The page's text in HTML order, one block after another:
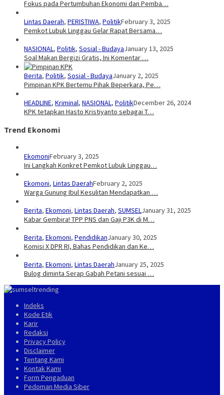
Fokus pada Pertumbuhan Ekonomi dan Pemba…
Lintas Daerah, PERISTIWA, PolitikFebruary 3, 2025
Pemkot Lubuk Linggau Gelar Rapat Bersama…
NASIONAL, Politik, Sosial - BudayaJanuary 13, 2025
Soal Makan Bergizi Gratis, Ini Komentar …
Berita, Politik, Sosial - BudayaJanuary 2, 2025
Pimpinan KPK Bertemu Pihak Beperkara, Pe…
HEADLINE, Kriminal, NASIONAL, PolitikDecember 26, 2024
KPK tetapkan Hasto Kristiyanto sebagai T…
Trend Ekonomi
EkomoniFebruary 3, 2025
Ini Langkah Konkret Pemkot Lubuk Linggau…
Ekomoni, Lintas DaerahFebruary 2, 2025
Warga Gunung Ibul Kesulitan Mendapatkan …
Berita, Ekomoni, Lintas Daerah, SUMSELJanuary 31, 2025
Kabar Gembira! TPP PNS dan Gaji P3K di M…
Berita, Ekomoni, PendidikanJanuary 30, 2025
Komisi X DPR RI, Bahas Pendidikan dan Ke…
Berita, Ekomoni, Lintas DaerahJanuary 25, 2025
Bulog diminta Serap Gabah Petani sesuai …
Indeks
Kode Etik
Karir
Redaksi
Privacy Policy
Disclaimer
Tentang Kami
Kontak Kami
Form Pengaduan
Pedoman Media Siber